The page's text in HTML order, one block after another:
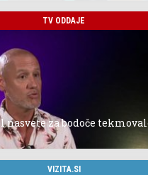
TV ODDAJE
nasvete za bodoče
VIZITA.SI